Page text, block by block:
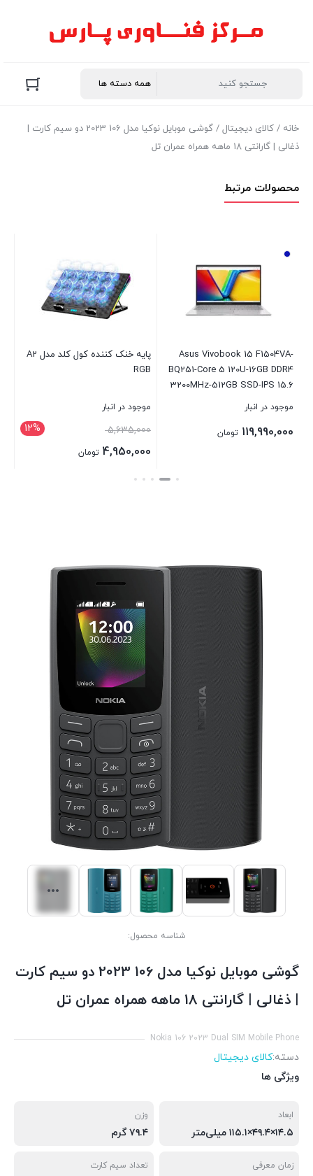
خانه / کالای دیجیتال
/ گوشی موبایل نوکیا مدل 106 2023 دو سیم‌ کارت |
ذغالی | گارانتی 18 ماهه همراه عمران تل
محصولات مرتبط
Asus Vivobook 15 F1504VA-
BQ251-Core 5 120U-16GB DDR4
3200MHz-512GB SSD-IPS 15.6
inch Laptop
موجود در انبار
119,990,000 تومان
پایه خنک کننده کول کلد مدل A2
RGB
موجود در انبار
12% 5,635,000
4,950,000 تومان
بستن
شناسه محصول:
گوشی موبایل نوکیا مدل 106 2023 دو سیم‌ کارت
| ذغالی | گارانتی 18 ماهه همراه عمران تل
Nokia 106 2023 Dual SIM Mobile Phone
دسته:کالای دیجیتال
ویژگی ها
ابعاد
۱۴.۵×۴۹.۴×۱۱۵.۱ میلی‌متر
وزن
۷۹.۴ گرم
زمان معرفی تعداد سیم کارت